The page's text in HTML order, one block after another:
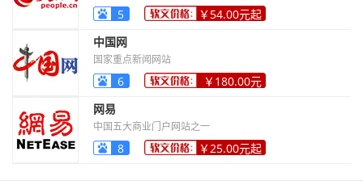
5
￥54.00元起
中国网
国家重点新闻网站
6
￥180.00元
网易
中国五大商业门户网站之一
8 ￥25.00元起